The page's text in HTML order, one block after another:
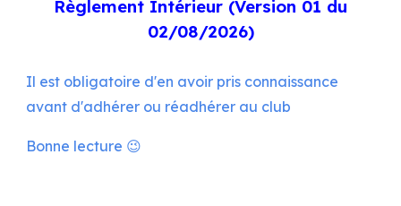
Règlement Intérieur (Version 01 du
02/08/2026)
Il est obligatoire d'en avoir pris connaissance
avant d'adhérer ou réadhérer au club
Bonne lecture 😉